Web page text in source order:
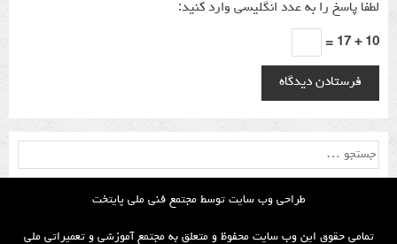
لطفا پاسخ را به عدد انگلیسی وارد کنید:
10 + 17 =
جستجو
برای:
طراحی وب سایت توسطمجتمع فنی ملی پایتخت
تمامی حقوق این وب سایت محفوظ و متعلق به مجتمع آموزشی و تعمیراتی ملی